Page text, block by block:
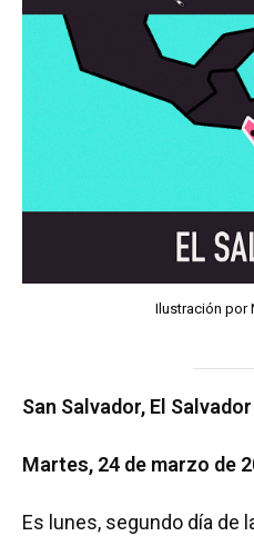
Ilustración por
San Salvador, El Salvador
Martes, 24 de marzo de
Es lunes, segundo día de